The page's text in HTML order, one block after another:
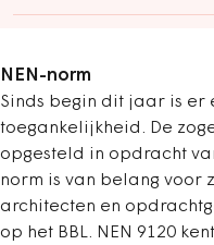
NEN-norm
Sinds begin dit jaar is er
toegankelijkheid. De
opgesteld in opdracht
norm is van belang voor
architecten en
op het BBL. NEN 9120